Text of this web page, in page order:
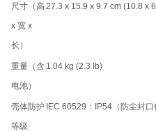
尺寸（高
x 宽 x
长）
27.3 x 15.9 x 9.7 cm (10.8 x
重量（含
电池）
1.04 kg (2.3 lb)
壳体防护
等级
IEC 60529：IP54（防尘封口